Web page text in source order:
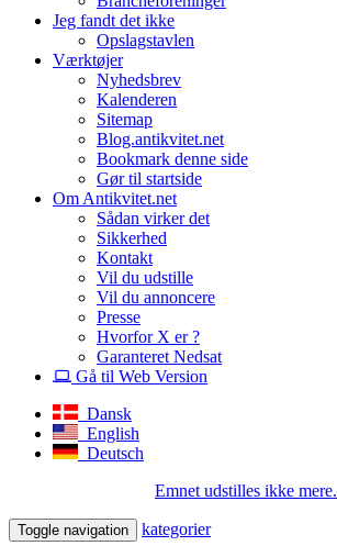
Jeg fandt det ikke
Opslagstavlen
Værktøjer
Nyhedsbrev
Kalenderen
Sitemap
Blog.antikvitet.net
Bookmark denne side
Gør til startside
Om Antikvitet.net
Sådan virker det
Sikkerhed
Kontakt
Vil du udstille
Vil du annoncere
Presse
Hvorfor X er ?
Garanteret Nedsat
Gå til Web Version
Dansk
English
Deutsch
Emnet udstilles ikke mere.
Toggle navigation kategorier